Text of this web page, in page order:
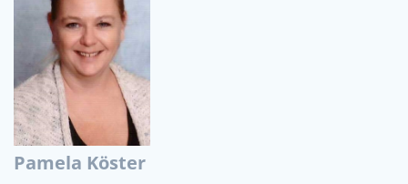
Pamela Köster